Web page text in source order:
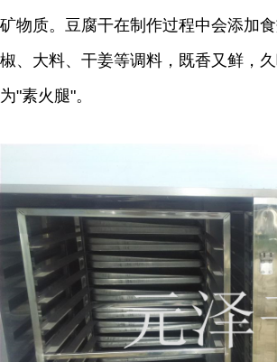
矿物质。豆腐干在制作过程中会添加
椒、大料、干姜等调料，既香又鲜，
为"素火腿"。